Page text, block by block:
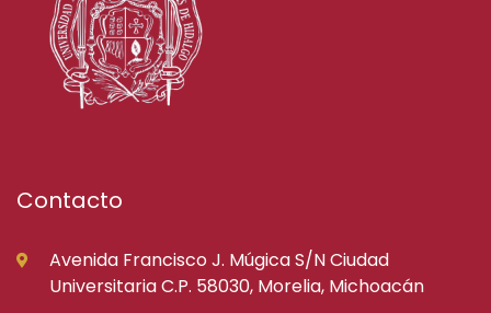
Contacto
Avenida Francisco J. Múgica S/N Ciudad
Universitaria C.P. 58030, Morelia, Michoacán